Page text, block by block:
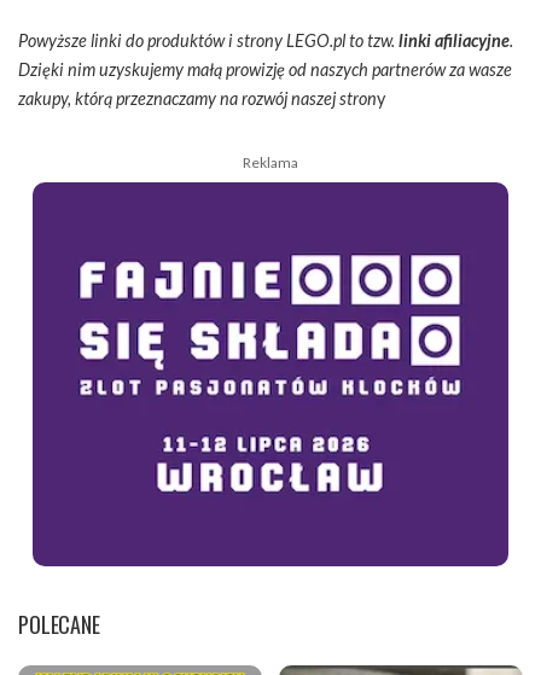
Powyższe linki do produktów i strony LEGO.pl to tzw. linki afiliacyjne.
Dzięki nim uzyskujemy małą prowizję od naszych partnerów za wasze
zakupy, którą przeznaczamy na rozwój naszej strony
Reklama
POLECANE